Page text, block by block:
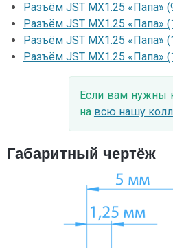
Разъём JST MX1.25 «Папа»
Разъём JST MX1.25 «Папа»
Разъём JST MX1.25 «Папа»
Разъём JST MX1.25 «Папа»
Если вам нужны
на всю нашу
Габаритный чертёж